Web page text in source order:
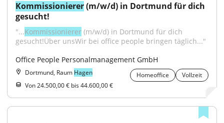
Kommissionierer (m/w/d) in Dortmund für dich
gesucht!
"...Kommissionierer (m/w/d) in Dortmund für dich
gesucht!Über unsWir bei office people bringen täglich..."
Office People Personalmanagement GmbH
Dortmund, Raum Hagen Homeoffice
Vollzeit
Von 24.500,00 € bis 44.600,00 €